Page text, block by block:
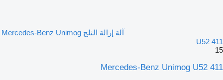
آلة إزالة الثلج Mercedes-Benz Unimog
U52 411
15
Mercedes-Benz Unimog U52 411